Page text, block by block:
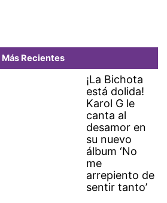
Más Recientes
¡La Bichota
está dolida!
Karol G le
canta al
desamor en
su nuevo
álbum ‘No
me
arrepiento de
sentir tanto’